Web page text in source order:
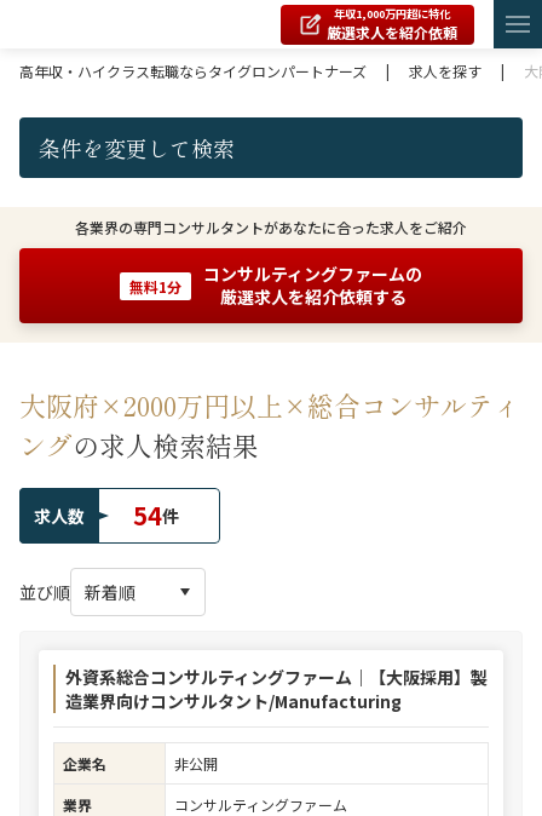
年収1,000万円超に特化
厳選求人を紹介依頼
高年収・ハイクラス転職ならタイグロンパートナーズ
| 求人を探す |
条件を変更して検索
各業界の専門コンサルタントがあなたに合った求人をご紹介
無料1分
コンサルティングファームの
厳選求人を紹介依頼する
大阪府×2000万円以上×総合コンサルティ
ングの求人検索結果
求人数 54件
並び順
外資系総合コンサルティングファーム｜【大阪採用】製
造業界向けコンサルタント/Manufacturing
企業名
非公開
業界
コンサルティングファーム